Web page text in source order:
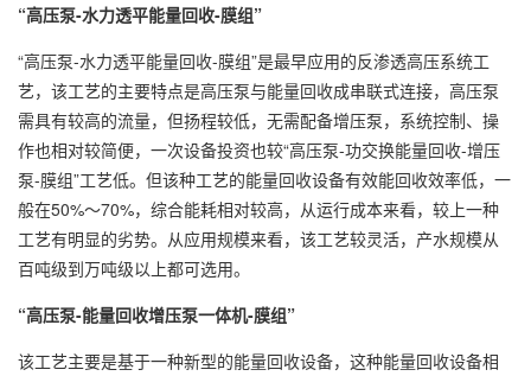
“高压泵-水力透平能量回收-膜组”
“高压泵-水力透平能量回收-膜组”是最早应用的反渗透高压系统工
艺，该工艺的主要特点是高压泵与能量回收成串联式连接，高压泵
需具有较高的流量，但扬程较低，无需配备增压泵，系统控制、操
作也相对较简便，一次设备投资也较“高压泵-功交换能量回收-增压
泵-膜组”工艺低。但该种工艺的能量回收设备有效能回收效率低，一
般在50%～70%，综合能耗相对较高，从运行成本来看，较上一种
工艺有明显的劣势。从应用规模来看，该工艺较灵活，产水规模从
百吨级到万吨级以上都可选用。
“高压泵-能量回收增压泵一体机-膜组”
该工艺主要是基于一种新型的能量回收设备，这种能量回收设备相